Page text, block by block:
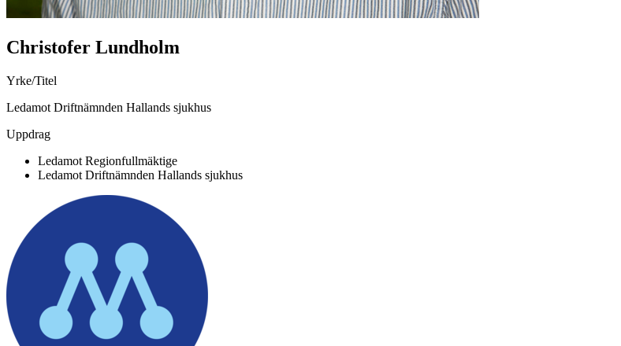
Christofer Lundholm
Yrke/Titel
Ledamot Driftnämnden Hallands sjukhus
Uppdrag
Ledamot Regionfullmäktige
Ledamot Driftnämnden Hallands sjukhus